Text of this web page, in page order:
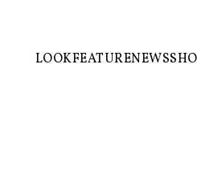
LOOKFEATURENEWS